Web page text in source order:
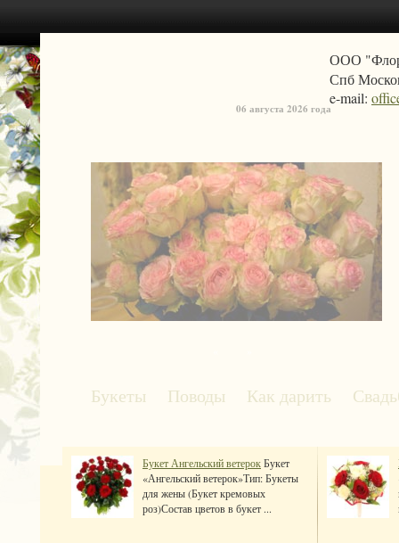
06 августа 2026 года
Букеты Поводы Как дарить
Букет Ангельский ветерокБукет
«Ангельский ветерок»Тип: Букеты
для жены (Букет кремовых
роз)Состав цветов в букет ...
ООО
Спб
e-mail: